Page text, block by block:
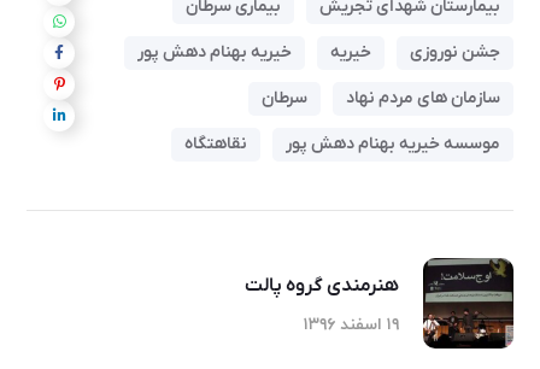
بیمارستان شهدای تجریش
بیماری سرطان
جشن نوروزی
خیریه
خیریه بهنام دهش پور
سازمان های مردم نهاد
سرطان
موسسه خیریه بهنام دهش پور
نقاهتگاه
هنرمندی گروه پالت
۱۹ اسفند ۱۳۹۶